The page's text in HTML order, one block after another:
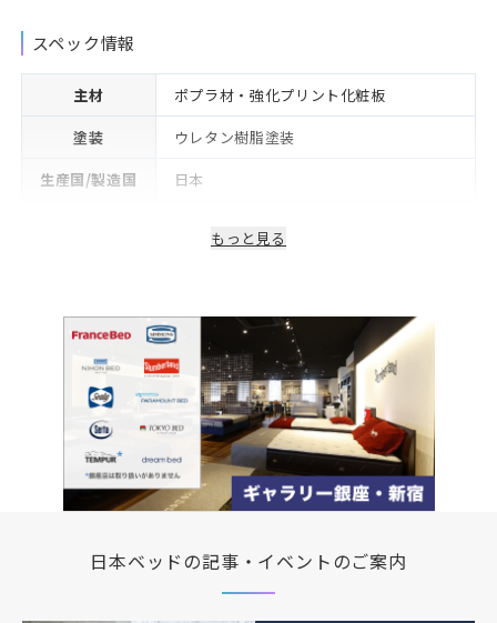
スペック情報
主材
ポプラ材・強化プリント化粧板
塗装
ウレタン樹脂塗装
生産国/製造国
日本
もっと見る
日本ベッドの記事・イベントのご案内